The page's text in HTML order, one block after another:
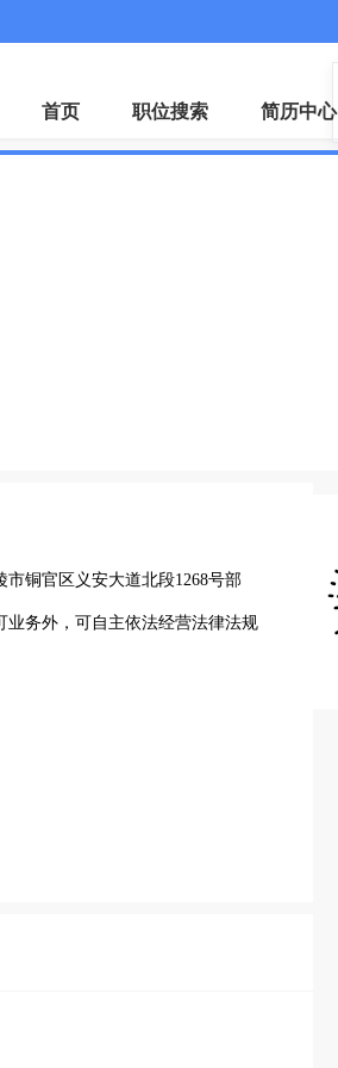
客服微信
首页 职位搜索 简历中心
铜官区义安大道北段1268号部
务外，可自主依法经营法律法规